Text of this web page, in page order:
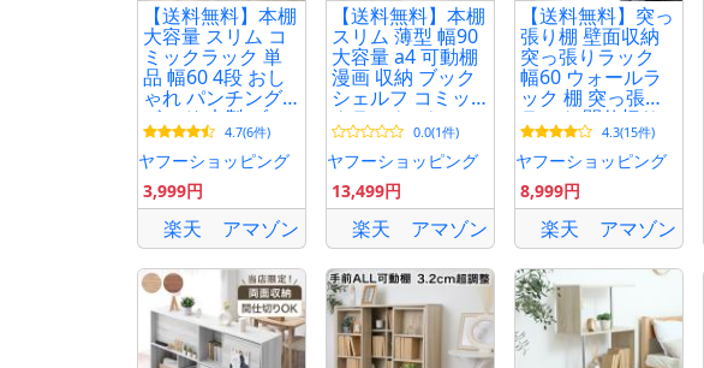
【送料無料】本棚
大容量 スリム コ
ミックラック 単
品 幅60 4段 おし
ゃれ パンチング
ボード 木製 ブッ
クシェルフ 推し
活ラック 収納ラ
ック
4.7(6件)
ヤフーショッピング
3,999円
楽天 アマゾン
【送料無料】本棚
スリム 薄型 幅90
大容量 a4 可動棚
漫画 収納 ブック
シェルフ コミッ
クラック ディス
プレイラック シ
ェルフ オープン
ラック 高さ180
0.0(1件)
ヤフーショッピング
13,499円
楽天 アマゾン
【送料無料】突っ
張り棚 壁面収納
突っ張りラック
幅60 ウォールラ
ック 棚 突っ張り
ラック 間仕切り
おしゃれ 賃貸 ウ
ォールシェルフ
収納 突っ張り棒
スリム
4.3(15件)
ヤフーショッピング
8,999円
楽天 アマゾン